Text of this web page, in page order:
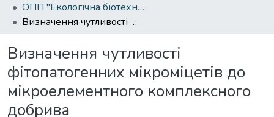
ОПП "Екологічна біотехнологія та біоенергетика"
Визначення чутливості фітопатогенних мікроміцетів до мікроелементного комплексного добрива
Визначення чутливості
фітопатогенних мікроміцетів до
мікроелементного комплексного
добрива